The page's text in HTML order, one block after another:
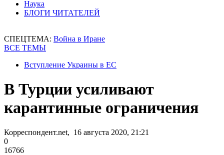
Наука
БЛОГИ ЧИТАТЕЛЕЙ
СПЕЦТЕМА: Война в Иране
ВСЕ ТЕМЫ
Вступление Украины в ЕС
В Турции усиливают
карантинные ограничения
Корреспондент.net, 16 августа 2020, 21:21
0
16766